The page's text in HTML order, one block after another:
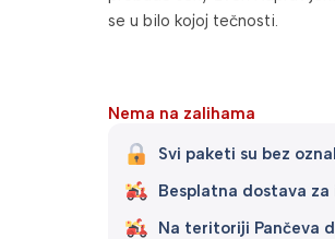
se u bilo kojoj tečnosti.
Nema na zalihama
Svi paketi su bez
Besplatna dostava za
Na teritoriji Pančeva